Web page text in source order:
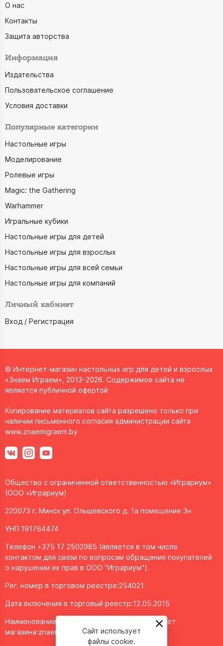
О нас
Контакты
Защита авторства
Информация
Издательства
Пользовательское соглашение
Условия доставки
Популярные категории
Настольные игры
Моделирование
Ролевые игры
Magic: the Gathering
Warhammer
Игральные кубики
Настольные игры для детей
Настольные игры для взрослых
Настольные игры для всей семьи
Настольные игры для компаний
Личный кабинет
Вход / Регистрация
© Интернет-магазин настольных игр для детей и взрослых
«Знаем Играем», 2013–2026. Содержимое сайта не
является публичной офертой
Копирование материалов сайта разрешено только при
наличии письменного согласия администрации сайта
www.znaemigraem.by
Общество с ограниченной ответственностью «Играриум»
(ООО «Играриум)
220073 г. Минск ул. Ольшевского д. 1а помещение 3н
УНП 191764474
Телефон +375 17 2502985 (является в том числе
контактом для связи по вопросам обращения покупателей
о нарушении их прав в ООО "Играриум").
Рег. номер в торговом реестре:254021
Дата включения в торговый реестр:12.05.2015
Наименование объекта/доменное имя интернет
магазина:znaemigraem.byСайт использует
файлы cookie.